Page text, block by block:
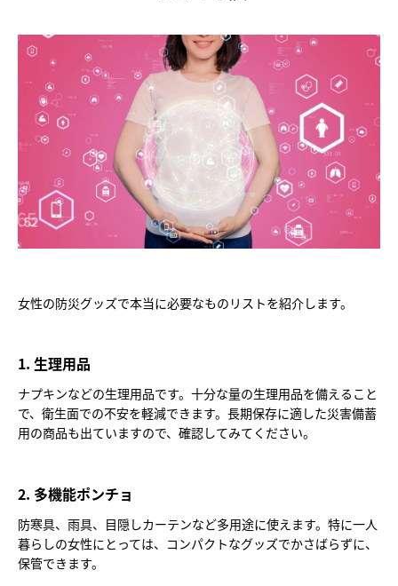
女性の防災グッズで本当に必要なものリストを紹介します。
1. 生理用品
ナプキンなどの生理用品です。十分な量の生理用品を備えること
で、衛生面での不安を軽減できます。長期保存に適した災害備蓄
用の商品も出ていますので、確認してみてください。
2. 多機能ポンチョ
防寒具、雨具、目隠しカーテンなど多用途に使えます。特に一人
暮らしの女性にとっては、コンパクトなグッズでかさばらずに、
保管できます。